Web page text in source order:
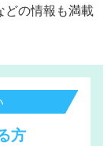
どの情報も満載
方